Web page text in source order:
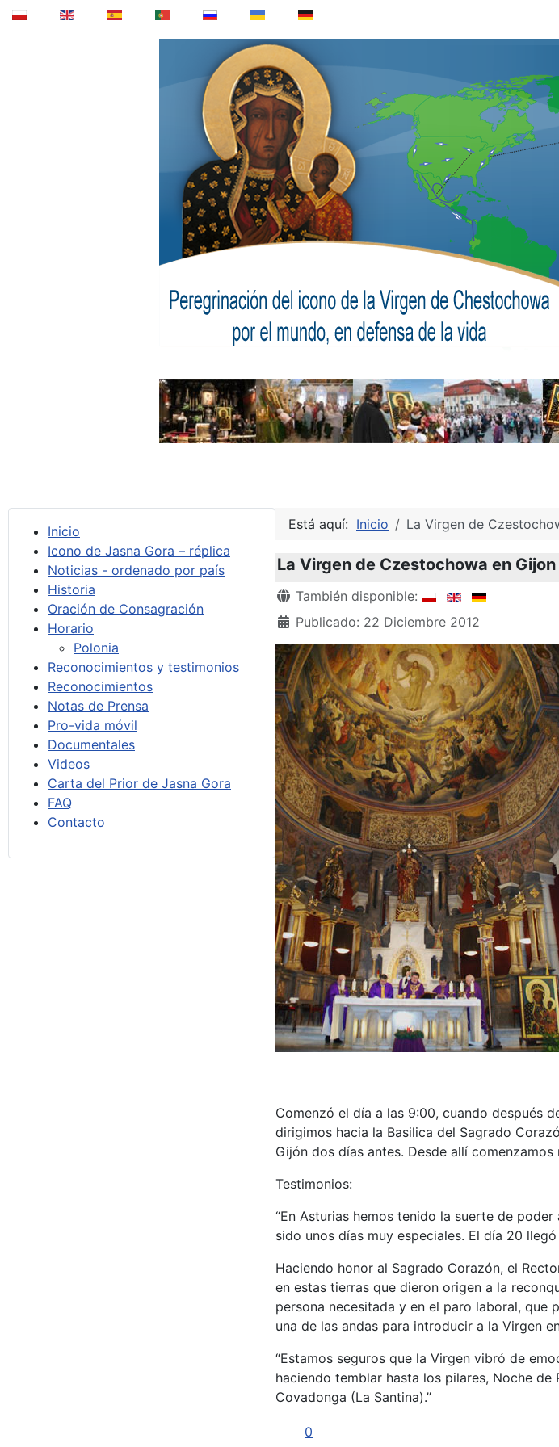
Inicio
Icono de Jasna Gora – réplica
Noticias - ordenado por país
Historia
Oración de Consagración
Horario
Polonia
Reconocimientos y testimonios
Reconocimientos
Notas de Prensa
Pro-vida móvil
Documentales
Videos
Carta del Prior de Jasna Gora
FAQ
Contacto
Está aquí: Inicio La Virgen de
La Virgen de Czestochowa en Gijon
Detalles
También disponible:
Publicado: 22 Diciembre 2012
Comenzó el día a las 9:00, cuando después
dirigimos hacia la Basilica del Sagrado
Gijón dos días antes. Desde allí
Testimonios:
“En Asturias hemos tenido la suerte de
sido unos días muy especiales. El día 20
Haciendo honor al Sagrado Corazón, el
en estas tierras que dieron origen a la
persona necesitada y en el paro laboral,
una de las andas para introducir a la Virgen
“Estamos seguros que la Virgen vibró de
haciendo temblar hasta los pilares, Noche
Covadonga (La Santina).”
0